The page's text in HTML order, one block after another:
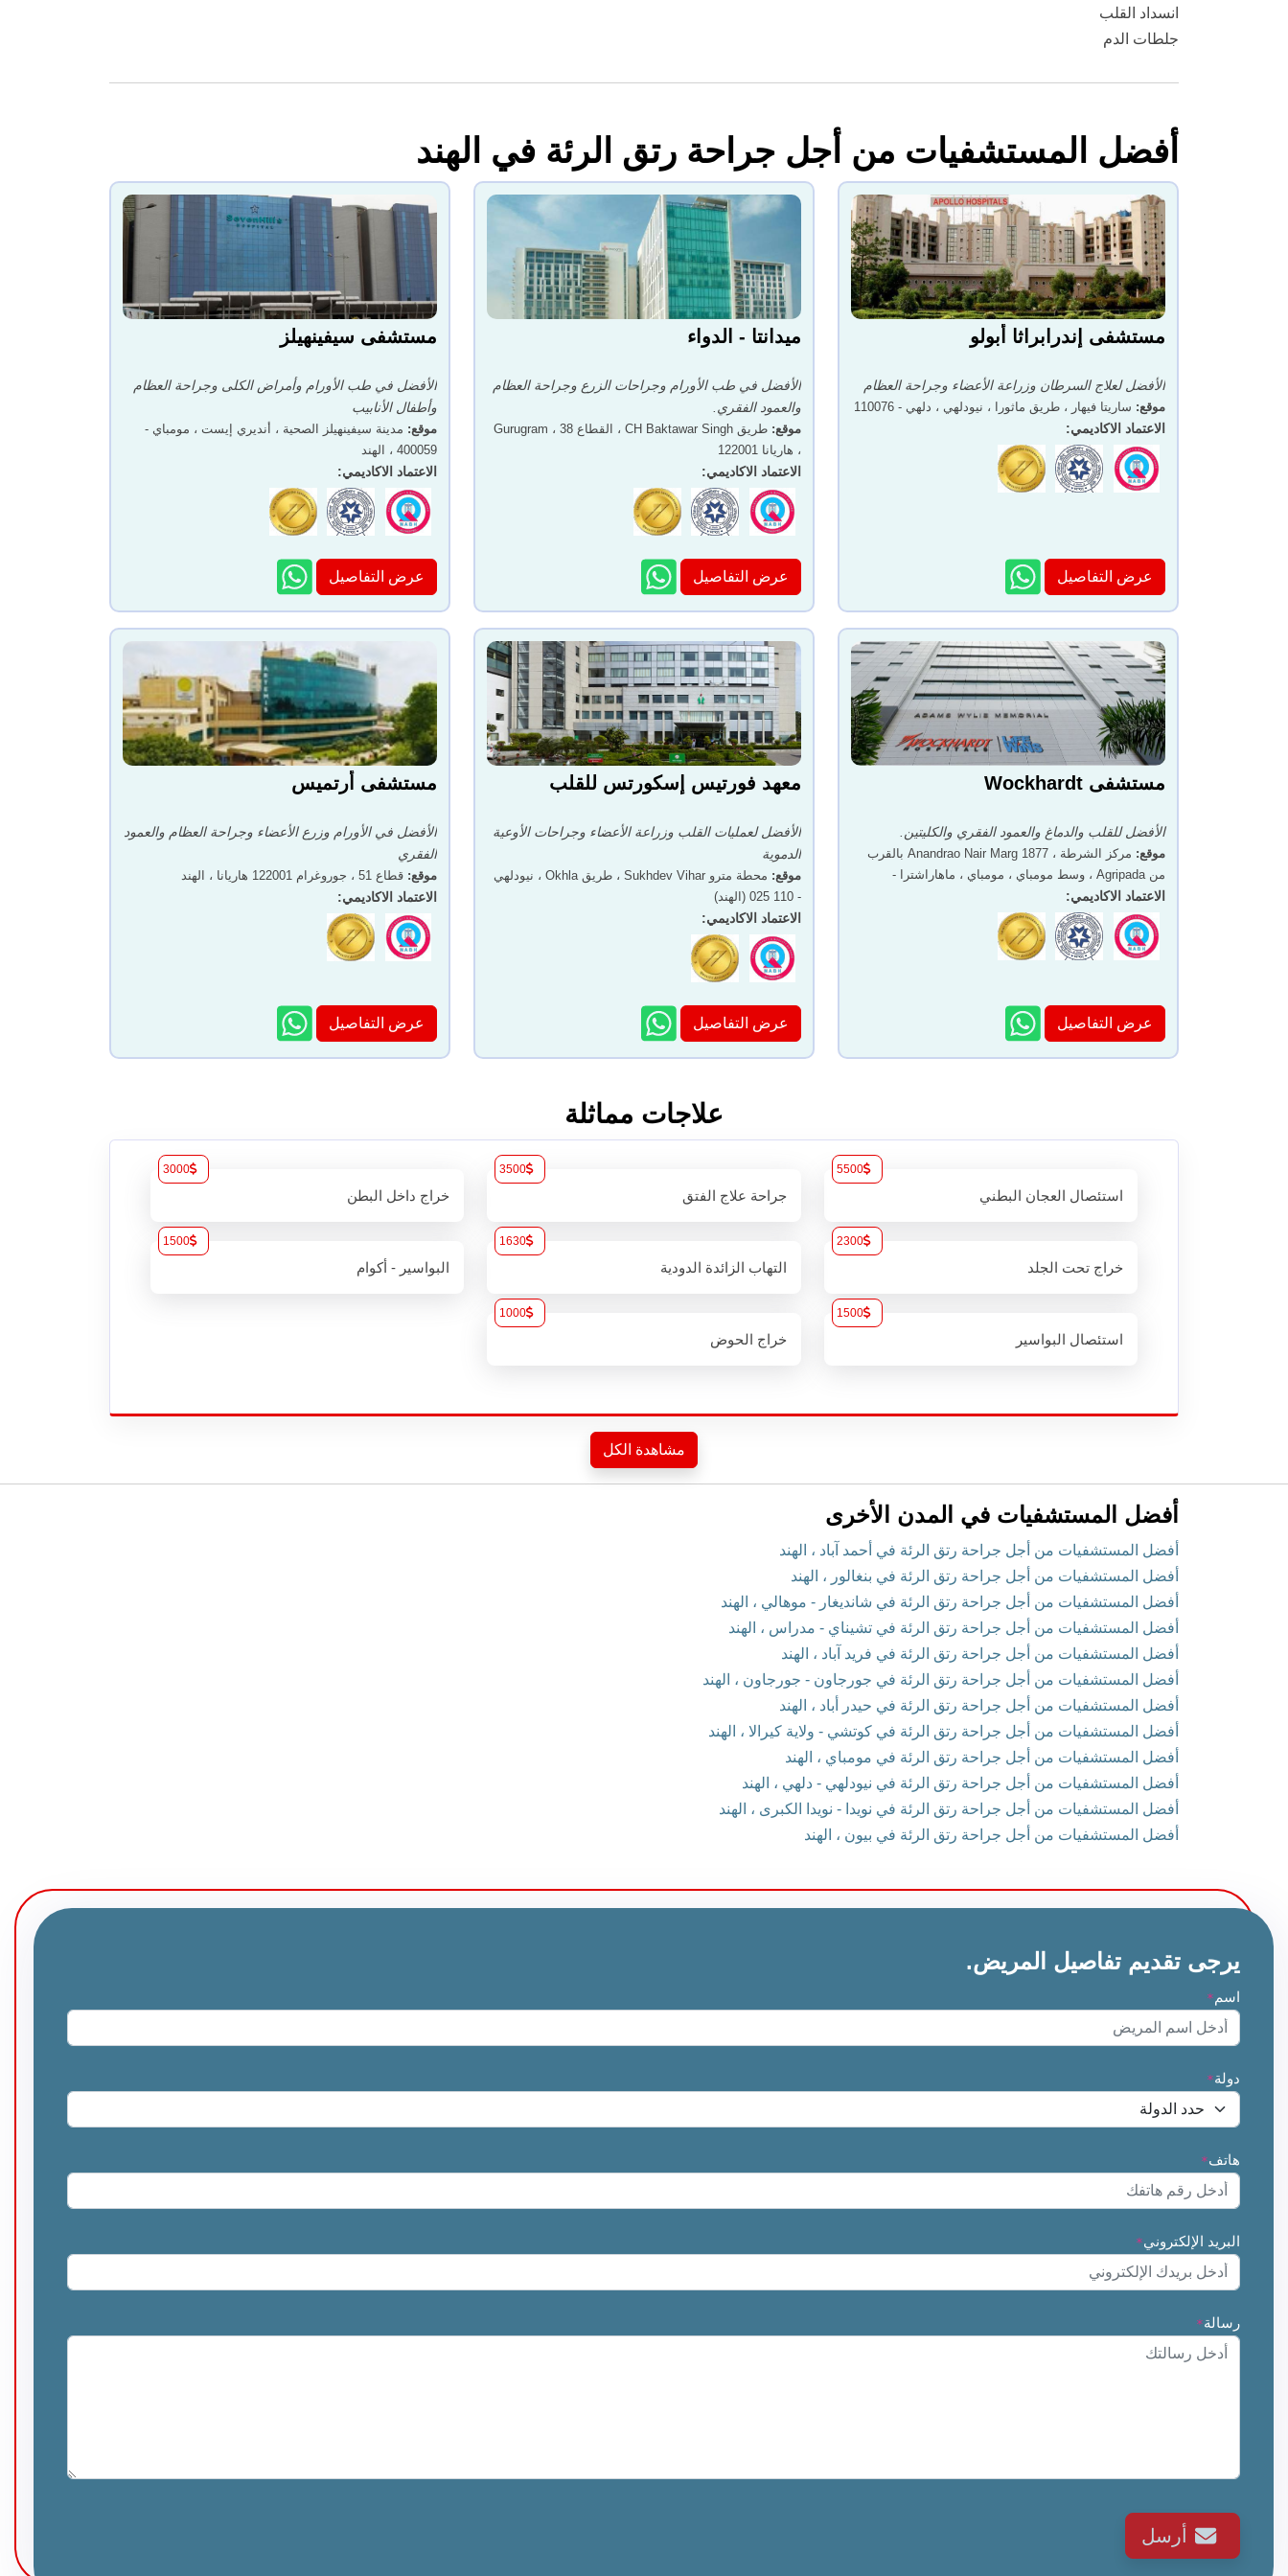
انسداد القلب
جلطات الدم
أفضل المستشفيات من أجل جراحة رتق الرئة في الهند
مستشفى إندرابراثا أبولو
الأفضل لعلاج السرطان وزراعة الأعضاء وجراحة العظام
موقع: ساريتا فيهار ، طريق ماثورا ، نيودلهي ، دلهي - 110076
الاعتماد الاكاديمي:
عرض التفاصيل
ميدانتا - الدواء
الأفضل في طب الأورام وجراحات الزرع وجراحة العظام
والعمود الفقري.
موقع:
طريق CH Baktawar Singh ، القطاع 38 ، Gurugram
، هاريانا 122001
الاعتماد الاكاديمي:
عرض التفاصيل
مستشفى سيفينهيلز
الأفضل في طب الأورام وأمراض الكلى وجراحة العظام
وأطفال الأنابيب
موقع: مدينة سيفينهيلز الصحية ، أنديري إيست ، مومباي -
400059 ، الهند
الاعتماد الاكاديمي:
عرض التفاصيل
مستشفى Wockhardt
الأفضل للقلب والدماغ والعمود الفقري والكليتين.
موقع:
مركز الشرطة ، 1877 Anandrao Nair Marg بالقرب
من Agripada ، وسط مومباي ، مومباي ، ماهاراشترا -
400011
الاعتماد الاكاديمي:
عرض التفاصيل
معهد فورتيس إسكورتس للقلب
الأفضل لعمليات القلب وزراعة الأعضاء وجراحات الأوعية
الدموية
موقع:
محطة مترو Sukhdev Vihar ، طريق Okhla ، نيودلهي
- 110 025 (الهند)
الاعتماد الاكاديمي:
عرض التفاصيل
مستشفى أرتميس
الأفضل في الأورام وزرع الأعضاء وجراحة العظام والعمود
الفقري
موقع: قطاع 51 ، جوروغرام 122001 هاريانا ، الهند
الاعتماد الاكاديمي:
عرض التفاصيل
علاجات مماثلة
استئصال العجان البطني
5500
جراحة علاج الفتق
3500
خراج داخل البطن
3000
خراج تحت الجلد
2300
التهاب الزائدة الدودية
1630
البواسير - أكوام
1500
استئصال البواسير
1500
خراج الحوض
1000
مشاهدة الكل
أفضل المستشفيات في المدن الأخرى
أفضل المستشفيات من أجل جراحة رتق الرئة في أحمد آباد ، الهند
أفضل المستشفيات من أجل جراحة رتق الرئة في بنغالور ، الهند
أفضل المستشفيات من أجل جراحة رتق الرئة في شانديغار - موهالي ، الهند
أفضل المستشفيات من أجل جراحة رتق الرئة في تشيناي - مدراس ، الهند
أفضل المستشفيات من أجل جراحة رتق الرئة في فريد آباد ، الهند
أفضل المستشفيات من أجل جراحة رتق الرئة في جورجاون - جورجاون ، الهند
أفضل المستشفيات من أجل جراحة رتق الرئة في حيدر أباد ، الهند
أفضل المستشفيات من أجل جراحة رتق الرئة في كوتشي - ولاية كيرالا ، الهند
أفضل المستشفيات من أجل جراحة رتق الرئة في مومباي ، الهند
أفضل المستشفيات من أجل جراحة رتق الرئة في نيودلهي - دلهي ، الهند
أفضل المستشفيات من أجل جراحة رتق الرئة في نويدا - نويدا الكبرى ، الهند
أفضل المستشفيات من أجل جراحة رتق الرئة في بيون ، الهند
يرجى تقديم تفاصيل المريض.
اسم *
دولة*
هاتف*
البريد الإلكتروني*
رسالة*
أرسل